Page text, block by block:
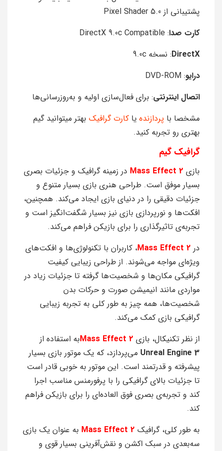
پشتیبانی از Pixel Shader 5.0
کارت صدا: DirectX 9.0c Compatible
DirectX: نسخه 9.0c
درایو: DVD-ROM
اتصال اینترنتی: برای فعال‌سازی اولیه و به‌روزرسانی‌ها
مشخصا با پردازنده یا کارت گرافیک بهتر میتوانید گیم
بهتری رو تجربه کنید.
گرافیک گیم
بازی Mass Effect 2 در زمینه گرافیک و جزئیات بصری
بسیار موفق است. طراحی هنری بازی بسیار متنوع و
جزئیات دقیقی را در دنیای بازی ایجاد می‌کند. همچنین،
افکت‌ها و نورپردازی بازی نیز بسیار شگفت‌انگیز است و
تجربه‌ی تاثیرگذاری را برای بازیکن فراهم می‌کند.
در Mass Effect 2، کاربران با تکنولوژی‌ها و افکت‌های
ویژه‌ای مواجه می‌شوند. از طراحی زیبایی کیفیت
گرافیکی مکان‌ها و شخصیت‌ها گرفته تا جزئیات زیاد در
مواردی مانند انیمیشن صورت و حرکات بدن
شخصیت‌ها، همه چیز به طور کلی به تجربه زیبایی
گرافیکی بازی کمک می‌کند.
از نظر تکنیکال، بازی Mass Effect 2به استفاده از
Unreal Engine 3 می‌پردازد، که یک موتور بازی بسیار
پیشرفته و قدرتمند است. این موتور به خوبی قادر است
تا جزئیات بالای گرافیکی را با پرفورمنس مناسب اجرا
کند و تجربه‌ی بصری فوق العاده‌ای را برای بازیکن فراهم
کند.
به طور کلی، گرافیک Mass Effect 2 به عنوان یک بازی
سه‌بعدی در سبک اکشن و نقش‌آفرینی بسیار قوی و